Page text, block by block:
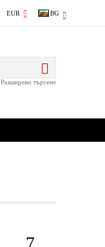
EUR BG
Разширено търсене